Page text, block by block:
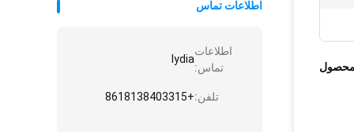
اطلاعات تماس
اطلاعات
تماس:
lydia
تلفن:+8618138403315